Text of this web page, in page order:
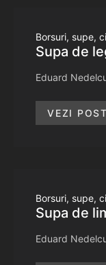
Borsuri, supe,
Supa de
Eduard
VEZI
Borsuri, supe,
Supa de
Eduard